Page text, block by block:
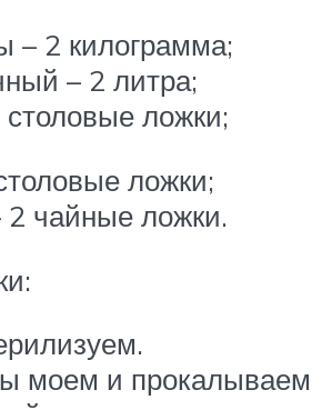
– 2 килограмма;
– 2 литра;
столовые ложки;
ложки;
чайные ложки.
моем и прокалываем